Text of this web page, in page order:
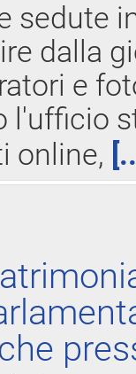
sedute
dalla
e
l'ufficio
online,